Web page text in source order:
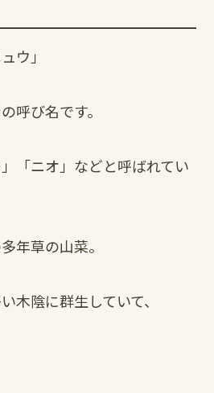
ウ」
呼び名です。
「ニオ」などと呼ばれてい
年草の山菜。
木陰に群生していて、